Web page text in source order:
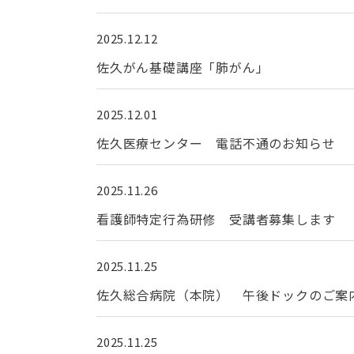
2025.12.12
佐久がん基礎講座「肺がん」
2025.12.01
佐久医療センター 電話不通のお知らせ
2025.11.26
看護師特定行為研修 受講者募集します
2025.11.25
佐久総合病院（本院） 午後ドックのご案
2025.11.25